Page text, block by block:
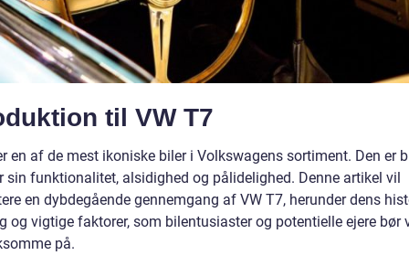
til VW T7
en af de mest ikoniske biler i Volkswagens sortiment. Den er
sin funktionalitet, alsidighed og pålidelighed. Denne artikel vil
en dybdegående gennemgang af VW T7, herunder dens
og vigtige faktorer, som bilentusiaster og potentielle ejere bør
på.